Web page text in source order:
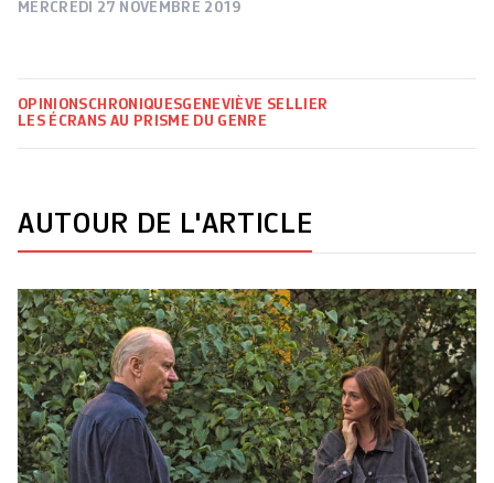
MERCREDI 27 NOVEMBRE 2019
OPINIONSCHRONIQUESGENEVIÈVE SELLIER
LES ÉCRANS AU PRISME DU GENRE
AUTOUR DE L'ARTICLE